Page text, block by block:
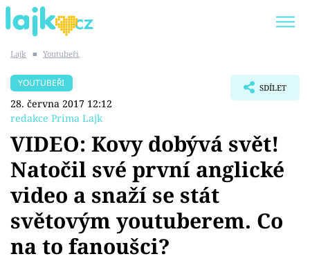
SHOPAHOLICADEL
Témata
Showbyznys
Youtubeři
Lajk ■ Youtubeři
YOUTUBEŘI
28. června 2017 12:12
redakce Prima Lajk
SDÍLET
VIDEO: Kovy dobývá svět!
Natočil své první anglické
video a snaží se stát
světovým youtuberem. Co
na to fanoušci?